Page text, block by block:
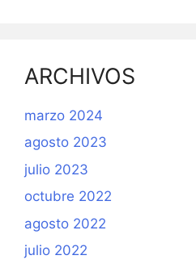
ARCHIVOS
marzo 2024
agosto 2023
julio 2023
octubre 2022
agosto 2022
julio 2022